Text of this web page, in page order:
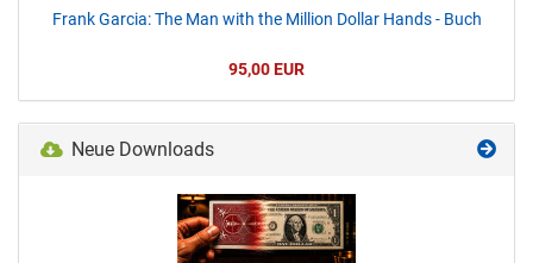
Frank Garcia: The Man with the Million Dollar Hands - Buch
95,00 EUR
Neue Downloads